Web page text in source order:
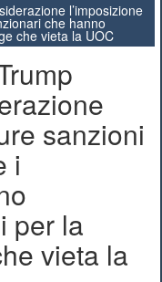
l’imposizione
che hanno
che vieta la UOC
sanzioni
i
per la
vieta la